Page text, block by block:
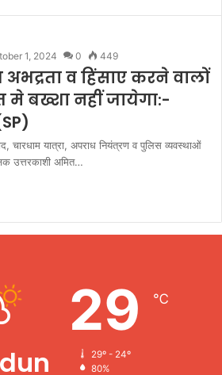
1, 2024 0 449
व हिंसाए करने वालों
मे बख्शा नहीं जायेगा:-
चारधाम यात्रा, अपराध नियंत्रण व पुलिस व्यवस्थाओं
उत्तरकाशी अमित…
29 ℃
29º - 24º
80%